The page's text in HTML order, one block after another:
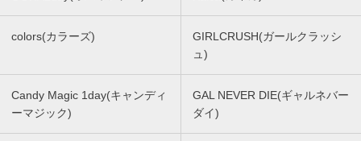
colors(カラーズ)
GIRLCRUSH(ガールクラッシ
ュ)
Candy Magic 1day(キャンディ
ーマジック)
GAL NEVER DIE(ギャルネバー
ダイ)